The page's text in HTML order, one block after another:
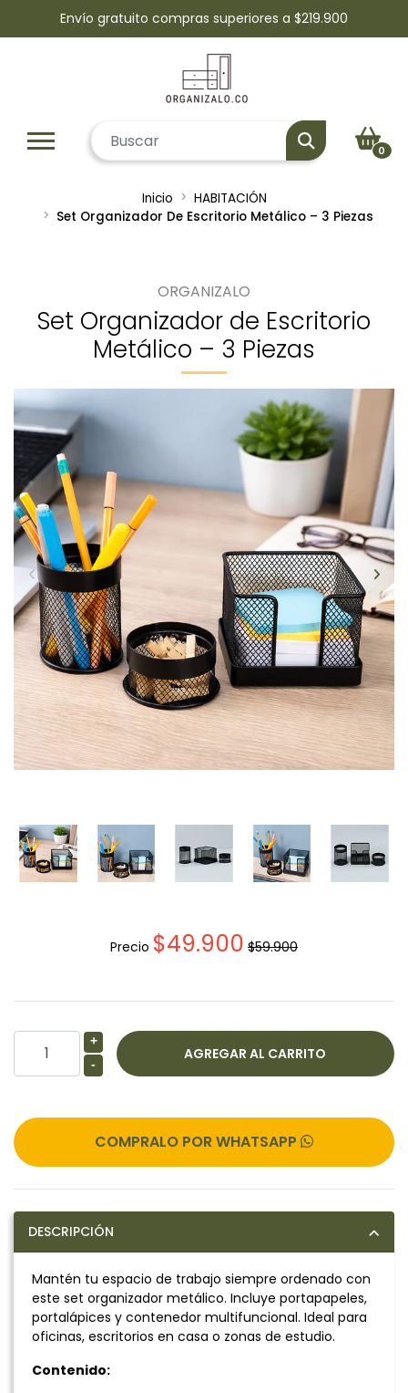
Envío gratuito compras superiores a $219.900
0
Inicio
HABITACIÓN
Set Organizador De Escritorio Metálico – 3 Piezas
ORGANIZALO
Set Organizador de Escritorio
Metálico – 3 Piezas
Precio $49.900 $59.900
+
-
COMPRALO POR WHATSAPP
DESCRIPCIÓN
Mantén tu espacio de trabajo siempre ordenado con
este set organizador metálico. Incluye portapapeles,
portalápices y contenedor multifuncional. Ideal para
oficinas, escritorios en casa o zonas de estudio.
Contenido: